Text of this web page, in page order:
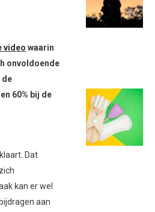
video waarin
onvoldoende
de
60% bij de
Dat
kan er wel
aan